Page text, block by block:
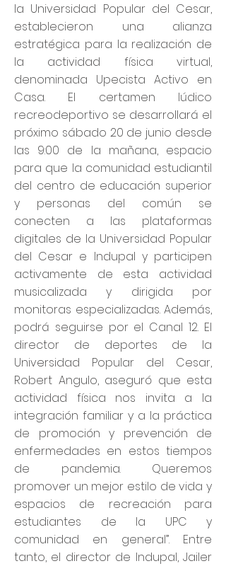
la Universidad Popular del Cesar,
establecieron una alianza
estratégica para la realización de
la actividad física virtual,
denominada Upecista Activo en
Casa. El certamen lúdico
recreodeportivo se desarrollará el
próximo sábado 20 de junio desde
las 9:00 de la mañana, espacio
para que la comunidad estudiantil
del centro de educación superior
y personas del común se
conecten a las plataformas
digitales de la Universidad Popular
del Cesar e Indupal y participen
activamente de esta actividad
musicalizada y dirigida por
monitoras especializadas. Además,
podrá seguirse por el Canal 12. El
director de deportes de la
Universidad Popular del Cesar,
Robert Angulo, aseguró que esta
actividad física nos invita a la
integración familiar y a la práctica
de promoción y prevención de
enfermedades en estos tiempos
de pandemia. Queremos
promover un mejor estilo de vida y
espacios de recreación para
estudiantes de la UPC y
comunidad en general”. Entre
tanto, el director de Indupal, Jailer